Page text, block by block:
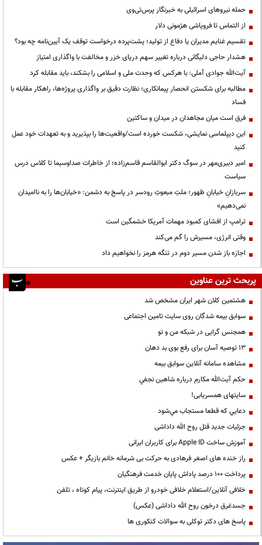
حمله نیروهای اسرائیلی به خبرنگار پرس‌تی‌وی
از التماس تا فروپاشی هژمونی دلار
تقسیم غنایم مدیران یا دفاع از تولید؛ پشت‌پرده درخواست توقف یک آیین‌نامه چه بود؟
هشدار حاجی دلیگانی درباره تغییر سهم دریای خزر و مخالفت با واگذاری امتیاز
آیت‌الله جوادی آملی: با هرکس که وحدت ملی و اسلامی را بشکند، باید مقابله کرد
مطالبه برای شکستن انحصار پیمانکاری؛ نظارت دقیق بر واگذاری پروژه‌ها، راهکار مقابله با
فساد
فرق است میان مجاهدان در میدان و ساکتین
این دیپلماسی نمایشی، شکست خورده است/واقعیت‌ها را بپذیرید و به تعهدات خود عمل
کنید
امیر دبیری‌مهر در سوگ دکتر ابوالقاسم قاسم‌زاده؛ از خاطرات صداوسیما تا کلاس درس
سیاست
سربازانِ خیابانِ ظهور؛ ملتِ مبعوثِ رودسر در پاسخ به دشمن: «خیابان‌ها را به ناامیدان
نمی‌دهیم»
ترامپ از افشای کمبود مهمات آمریکا خشمگین است
وقتی انرژی، مسیرش را گم می‌کند
اجازه باز شدن مسیر دوم در تنگه هرمز را نخواهیم داد
پربحث ترین عناوین
هشتمین کلان شهر ایران مشخص شد
سوابق بیمه شدگان روی سایت تامین اجتماعی
همجنس گرایی در شبکه من و تو
13 توصیه آسان برای رفع بوی بد دهان
مشاهده سامانه آنلاين سوابق بیمه
حكم آيت‌الله مكارم درباره شاهين نجفي
سایتهای همسریابی!
دعايي كه قطعا مستجاب مي‌شود
جزئیات جدید قتل روح الله داداشی
آموزش ساخت Apple ID برای کاربران ایرانی
راز خنده های اصغر فرهادی به حرکت بی شرمانه خانم بازیگر + عکس
پرداخت ۱۰۰ درصد پاداش پایان خدمت فرهنگیان
خلافی آنلاین/استعلام خلافی خودرو از طریق اینترنت، پیام کوتاه ، تلفن
جسدغرق درخون روح الله داداشی (عکس)
پاسخ های دکتر توکلی به سوالات کنکوری ها